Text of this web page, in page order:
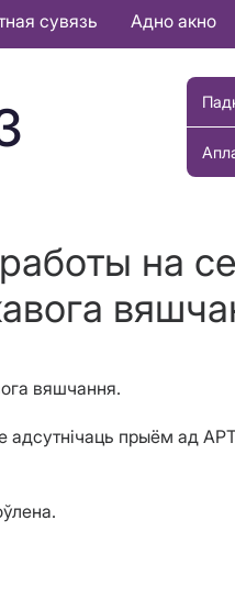
сувязь Адно акно
на
вяшчання.
адсутнічаць прыём ад